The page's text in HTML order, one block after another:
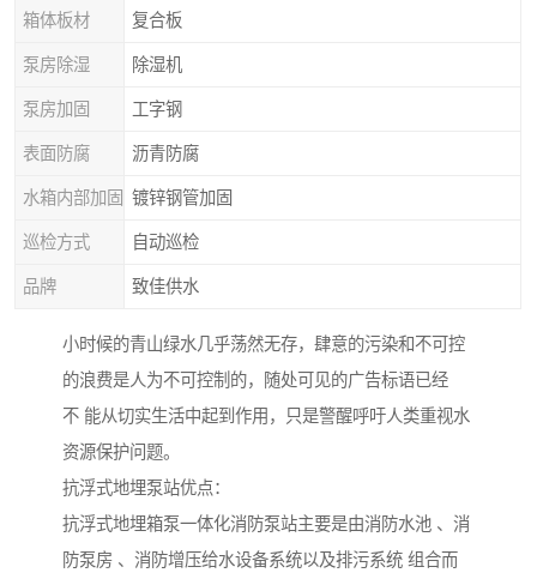
箱体板材 复合板
泵房除湿 除湿机
泵房加固 工字钢
表面防腐 沥青防腐
水箱内部加固 镀锌钢管加固
巡检方式 自动巡检
品牌 致佳供水
小时候的青山绿水几乎荡然无存，肆意的污染和不可控
的浪费是人为不可控制的，随处可见的广告标语已经
不 能从切实生活中起到作用，只是警醒呼吁人类重视水
资源保护问题。
抗浮式地埋泵站优点：
抗浮式地埋箱泵一体化消防泵站主要是由消防水池 、消
防泵房 、消防增压给水设备系统以及排污系统 组合而